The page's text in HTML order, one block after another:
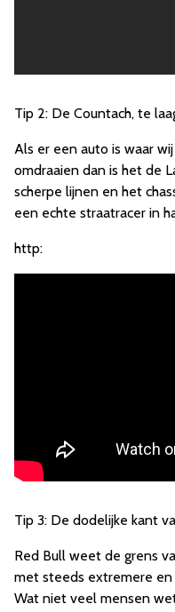
Tip 2: De Countach, te
Als er een auto is waar
omdraaien dan is het de
scherpe lijnen en het
een echte straatracer in
http:
Tip 3: De dodelijke kant
Red Bull weet de grens
met steeds extremere en
Wat niet veel mensen